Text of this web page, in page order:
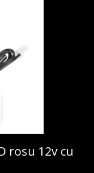
rosu 12v cu